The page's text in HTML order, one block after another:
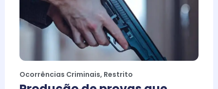
Ocorrências Criminais, Restrito